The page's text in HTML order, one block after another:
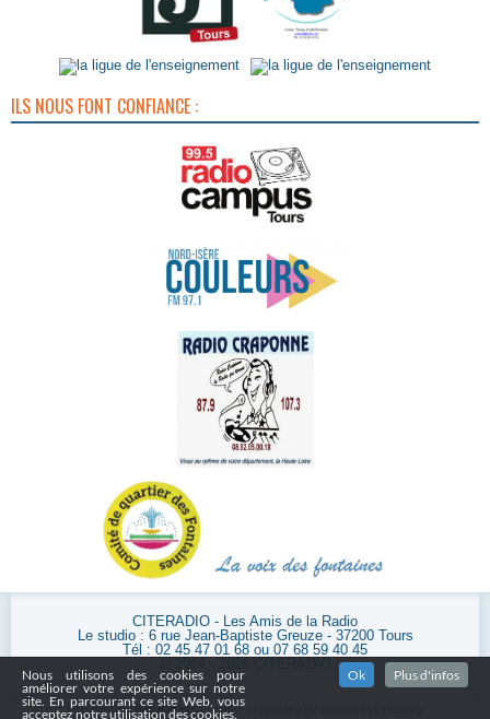
ILS NOUS FONT CONFIANCE :
CITERADIO - Les Amis de la Radio
Le studio : 6 rue Jean-Baptiste Greuze - 37200 Tours
Tél : 02 45 47 01 68 ou 07 68 59 40 45
Powered byWordPress | Theme supported by
Nous utilisons des cookies pour
améliorer votre expérience sur notre
site. En parcourant ce site Web, vous
acceptez notre utilisation des cookies.
Ok Plus d'infos